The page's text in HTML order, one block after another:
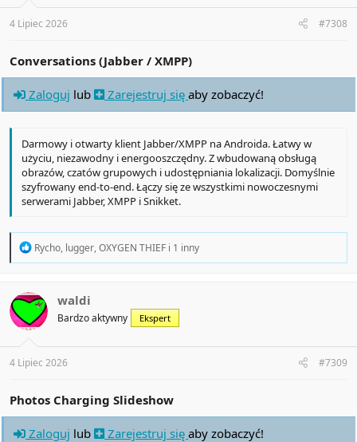
s
:
4 Lipiec 2026 #7308
Conversations (Jabber / XMPP)
Zaloguj lub Zarejestruj się aby zobaczyć!
Darmowy i otwarty klient Jabber/XMPP na Androida. Łatwy w
użyciu, niezawodny i energooszczędny. Z wbudowaną obsługą
obrazów, czatów grupowych i udostępniania lokalizacji. Domyślnie
szyfrowany end-to-end. Łączy się ze wszystkimi nowoczesnymi
serwerami Jabber, XMPP i Snikket.
R
t
i
o
s
:
Rycho, lugger,OXYGEN THIEF i 1 inny
waldi
Bardzo aktywny Ekspert
4 Lipiec 2026 #7309
Photos Charging Slideshow
Zaloguj lub Zarejestruj się aby zobaczyć!